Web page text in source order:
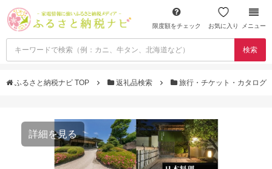
限度額をチェック お気に入り メニュー
検索
ふるさと納税ナビ TOP 返礼品検索 旅行・チケット・カタログ
詳細を見る